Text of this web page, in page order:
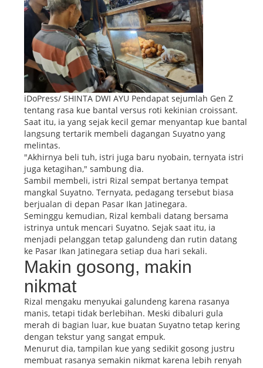
iDoPress/ SHINTA DWI AYU Pendapat sejumlah Gen Z
tentang rasa kue bantal versus roti kekinian croissant.
Saat itu, ia yang sejak kecil gemar menyantap kue bantal
langsung tertarik membeli dagangan Suyatno yang
melintas.
"Akhirnya beli tuh, istri juga baru nyobain, ternyata istri
juga ketagihan," sambung dia.
Sambil membeli, istri Rizal sempat bertanya tempat
mangkal Suyatno. Ternyata, pedagang tersebut biasa
berjualan di depan Pasar Ikan Jatinegara.
Seminggu kemudian, Rizal kembali datang bersama
istrinya untuk mencari Suyatno. Sejak saat itu, ia
menjadi pelanggan tetap galundeng dan rutin datang
ke Pasar Ikan Jatinegara setiap dua hari sekali.
Makin gosong, makin
nikmat
Rizal mengaku menyukai galundeng karena rasanya
manis, tetapi tidak berlebihan. Meski dibaluri gula
merah di bagian luar, kue buatan Suyatno tetap kering
dengan tekstur yang sangat empuk.
Menurut dia, tampilan kue yang sedikit gosong justru
membuat rasanya semakin nikmat karena lebih renyah